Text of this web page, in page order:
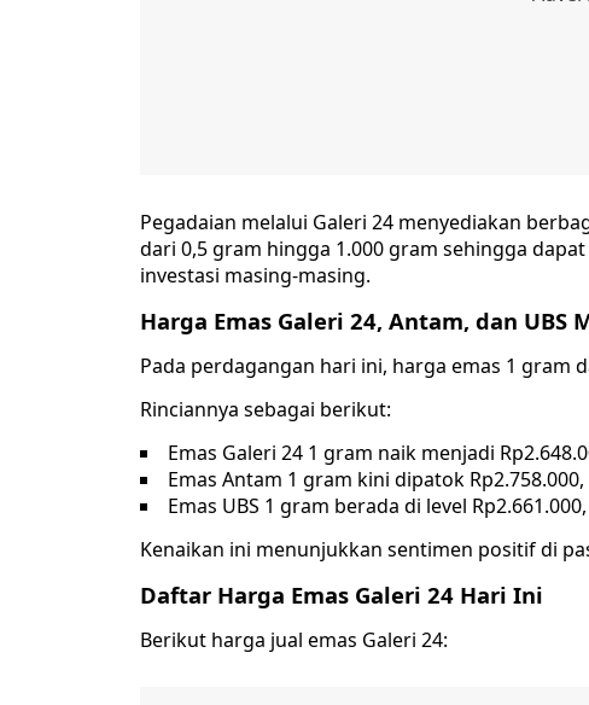
Pegadaian melalui Galeri 24 menyediakan
dari 0,5 gram hingga 1.000 gram sehingga
investasi masing-masing.
Harga Emas Galeri 24, Antam, dan UBS
Pada perdagangan hari ini, harga emas 1 gram
Rinciannya sebagai berikut:
Emas Galeri 24 1 gram naik menjadi
Emas Antam 1 gram kini dipatok
Emas UBS 1 gram berada di level
Kenaikan ini menunjukkan sentimen positif di
Daftar Harga Emas Galeri 24 Hari Ini
Berikut harga jual emas Galeri 24: